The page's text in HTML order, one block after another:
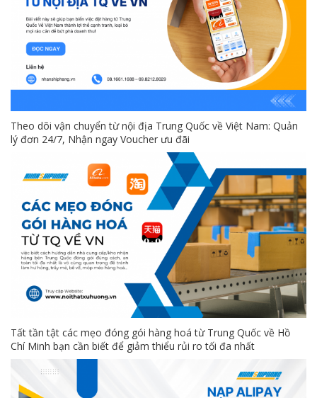
Theo dõi vận chuyển từ nội địa Trung Quốc về Việt Nam: Quản
lý đơn 24/7, Nhận ngay Voucher ưu đãi
Tất tần tật các mẹo đóng gói hàng hoá từ Trung Quốc về Hồ
Chí Minh bạn cần biết để giảm thiểu rủi ro tối đa nhất